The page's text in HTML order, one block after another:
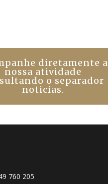
diretamente a
nossa atividade
o separador
noticias.
760 205